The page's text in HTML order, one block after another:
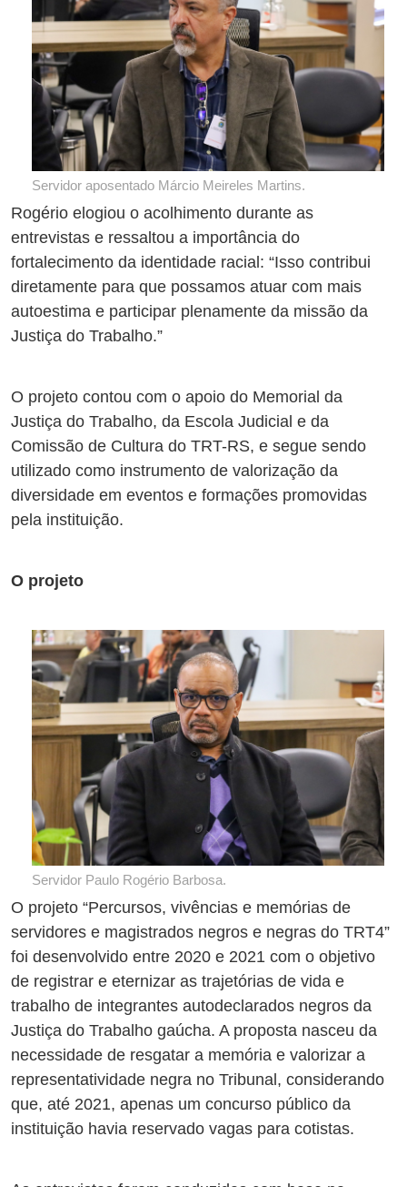
Servidor aposentado Márcio Meireles Martins.
Rogério elogiou o acolhimento durante as
entrevistas e ressaltou a importância do
fortalecimento da identidade racial: “Isso contribui
diretamente para que possamos atuar com mais
autoestima e participar plenamente da missão da
Justiça do Trabalho.”
O projeto contou com o apoio do Memorial da
Justiça do Trabalho, da Escola Judicial e da
Comissão de Cultura do TRT-RS, e segue sendo
utilizado como instrumento de valorização da
diversidade em eventos e formações promovidas
pela instituição.
O projeto
Servidor Paulo Rogério Barbosa.
O projeto “Percursos, vivências e memórias de
servidores e magistrados negros e negras do TRT4”
foi desenvolvido entre 2020 e 2021 com o objetivo
de registrar e eternizar as trajetórias de vida e
trabalho de integrantes autodeclarados negros da
Justiça do Trabalho gaúcha. A proposta nasceu da
necessidade de resgatar a memória e valorizar a
representatividade negra no Tribunal, considerando
que, até 2021, apenas um concurso público da
instituição havia reservado vagas para cotistas.